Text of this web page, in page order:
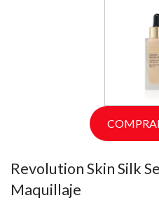
Revolution Skin Silk
Maquillaje